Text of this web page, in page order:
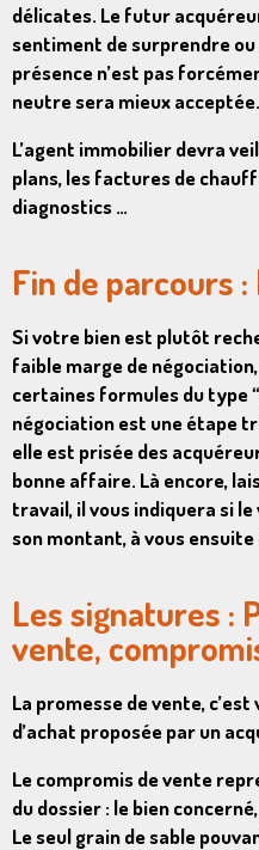
délicates. Le futur
sentiment de surprendre
présence n’est pas
neutre sera mieux acceptée.
L’agent immobilier devra
plans, les factures de
diagnostics …
Fin de parcours
Si votre bien est plutôt
faible marge de
certaines formules du type
négociation est une étape
elle est prisée des
bonne affaire. Là encore,
travail, il vous indiquera si
son montant, à vous ensuite
Les signatures :
vente,
La promesse de vente,
d’achat proposée par un
Le compromis de vente
du dossier : le bien
Le seul grain de sable